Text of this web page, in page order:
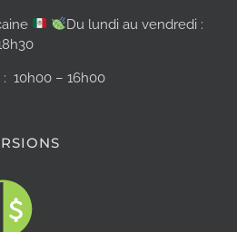
Du lundi au vendredi :
10h00 – 16h00